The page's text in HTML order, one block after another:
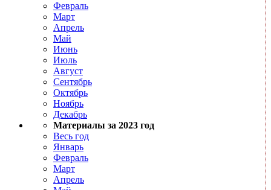
Февраль
Март
Апрель
Май
Июнь
Июль
Август
Сентябрь
Октябрь
Ноябрь
Декабрь
Материалы за 2023 год
Весь год
Январь
Февраль
Март
Апрель